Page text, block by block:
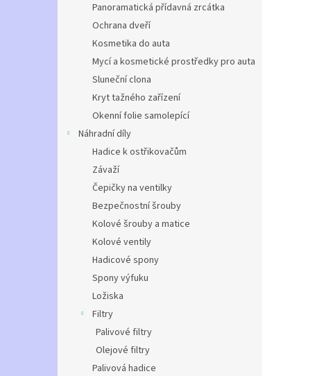
Panoramatická přídavná zrcátka
Ochrana dveří
Kosmetika do auta
Mycí a kosmetické prostředky pro auta
Sluneční clona
Kryt tažného zařízení
Okenní folie samolepící
Náhradní díly
Hadice k ostřikovačům
Závaží
Čepičky na ventilky
Bezpečnostní šrouby
Kolové šrouby a matice
Kolové ventily
Hadicové spony
Spony výfuku
Ložiska
Filtry
Palivové filtry
Olejové filtry
Palivová hadice